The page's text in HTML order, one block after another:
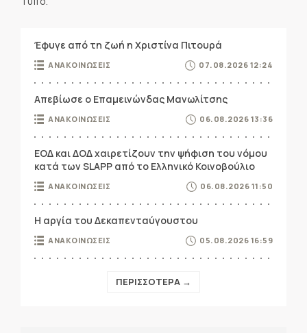
Έφυγε από τη ζωή η Χριστίνα Πιτουρά
ΑΝΑΚΟΙΝΩΣΕΙΣ 07.08.2026 12:24
Απεβίωσε ο Επαμεινώνδας Μανωλίτσης
ΑΝΑΚΟΙΝΩΣΕΙΣ 06.08.2026 13:36
ΕΟΔ και ΔΟΔ χαιρετίζουν την ψήφιση του νόμου
κατά των SLAPP από το Ελληνικό Κοινοβούλιο
ΑΝΑΚΟΙΝΩΣΕΙΣ 06.08.2026 11:50
Η αργία του Δεκαπενταύγουστου
ΑΝΑΚΟΙΝΩΣΕΙΣ 05.08.2026 16:59
ΠΕΡΙΣΣΟΤΕΡΑ →